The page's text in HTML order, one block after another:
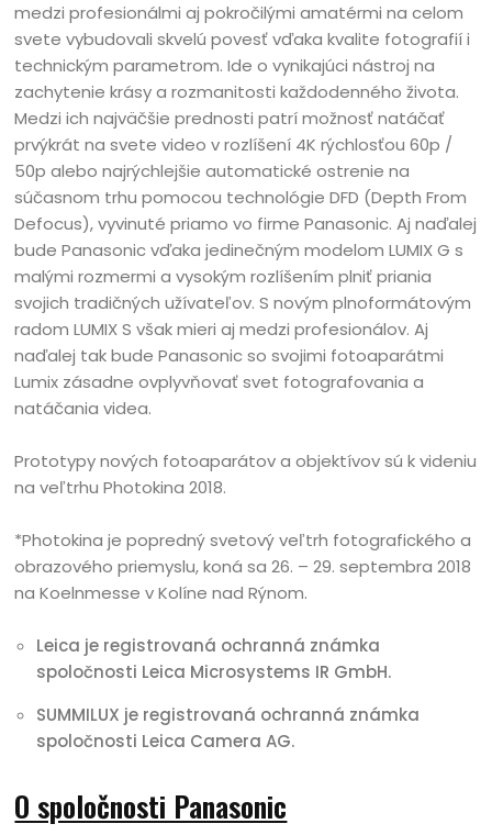
medzi profesionálmi aj pokročilými amatérmi na celom
svete vybudovali skvelú povesť vďaka kvalite fotografií i
technickým parametrom. Ide o vynikajúci nástroj na
zachytenie krásy a rozmanitosti každodenného života.
Medzi ich najväčšie prednosti patrí možnosť natáčať
prvýkrát na svete video v rozlíšení 4K rýchlosťou 60p /
50p alebo najrýchlejšie automatické ostrenie na
súčasnom trhu pomocou technológie DFD (Depth From
Defocus), vyvinuté priamo vo firme Panasonic. Aj naďalej
bude Panasonic vďaka jedinečným modelom LUMIX G s
malými rozmermi a vysokým rozlíšením plniť priania
svojich tradičných užívateľov. S novým plnoformátovým
radom LUMIX S však mieri aj medzi profesionálov. Aj
naďalej tak bude Panasonic so svojimi fotoaparátmi
Lumix zásadne ovplyvňovať svet fotografovania a
natáčania videa.
Prototypy nových fotoaparátov a objektívov sú k videniu
na veľtrhu Photokina 2018.
*Photokina je popredný svetový veľtrh fotografického a
obrazového priemyslu, koná sa 26. – 29. septembra 2018
na Koelnmesse v Kolíne nad Rýnom.
Leica je registrovaná ochranná známka
spoločnosti Leica Microsystems IR GmbH.
SUMMILUX je registrovaná ochranná známka
spoločnosti Leica Camera AG.
O spoločnosti Panasonic